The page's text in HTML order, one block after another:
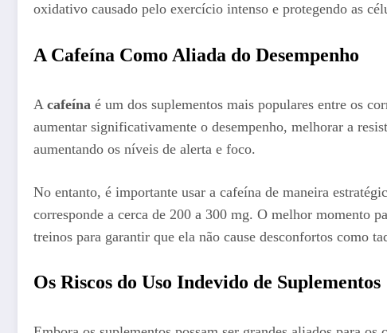
oxidativo causado pelo exercício intenso e protegendo as
A Cafeína Como Aliada do Desempenho
A cafeína é um dos suplementos mais populares entre os
aumentar significativamente o desempenho, melhorar a
aumentando os níveis de alerta e foco.
No entanto, é importante usar a cafeína de maneira
corresponde a cerca de 200 a 300 mg. O melhor momento
treinos para garantir que ela não cause desconfortos como
Os Riscos do Uso Indevido de Suplementos